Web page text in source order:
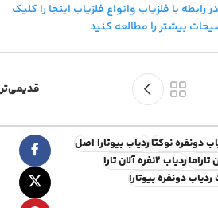
رابطه با فلزیاب وانواع فلزیاب اینجا را کلیک
بیشتر را مطالعه کنید
قدیمی‌تر
دونفره نوکتاردیاب بیوتارا اصل
ردیاب ۲نفره آلان تارا
دونفره بیوتارا